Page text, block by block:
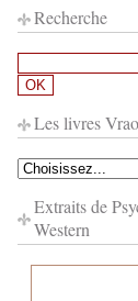
Recherche
Les livres
Extraits de
Western